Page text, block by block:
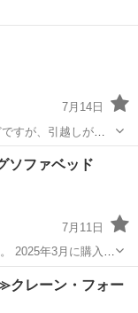
7月14日
ソファベッド
7月11日
2025年3月に購入し
の指定場所に引き
クレーン・フォー